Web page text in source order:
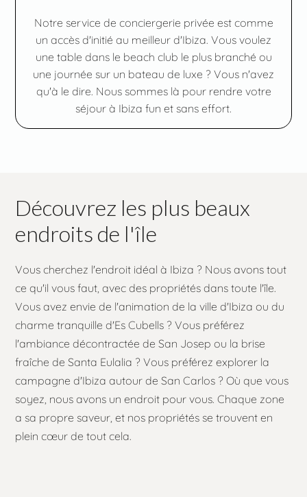
Notre service de conciergerie privée est comme
un accès d'initié au meilleur d'Ibiza. Vous voulez
une table dans le beach club le plus branché ou
une journée sur un bateau de luxe ? Vous n'avez
qu'à le dire. Nous sommes là pour rendre votre
séjour à Ibiza fun et sans effort.
Découvrez les plus beaux
endroits de l'île
Vous cherchez l'endroit idéal à Ibiza ? Nous avons tout
ce qu'il vous faut, avec des propriétés dans toute l'île.
Vous avez envie de l'animation de la ville d'Ibiza ou du
charme tranquille d'Es Cubells ? Vous préférez
l'ambiance décontractée de San Josep ou la brise
fraîche de Santa Eulalia ? Vous préférez explorer la
campagne d'Ibiza autour de San Carlos ? Où que vous
soyez, nous avons un endroit pour vous. Chaque zone
a sa propre saveur, et nos propriétés se trouvent en
plein cœur de tout cela.